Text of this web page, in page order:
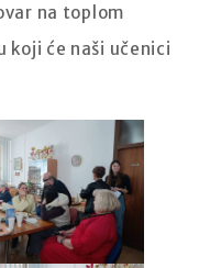
na toplom
koji će naši učenici